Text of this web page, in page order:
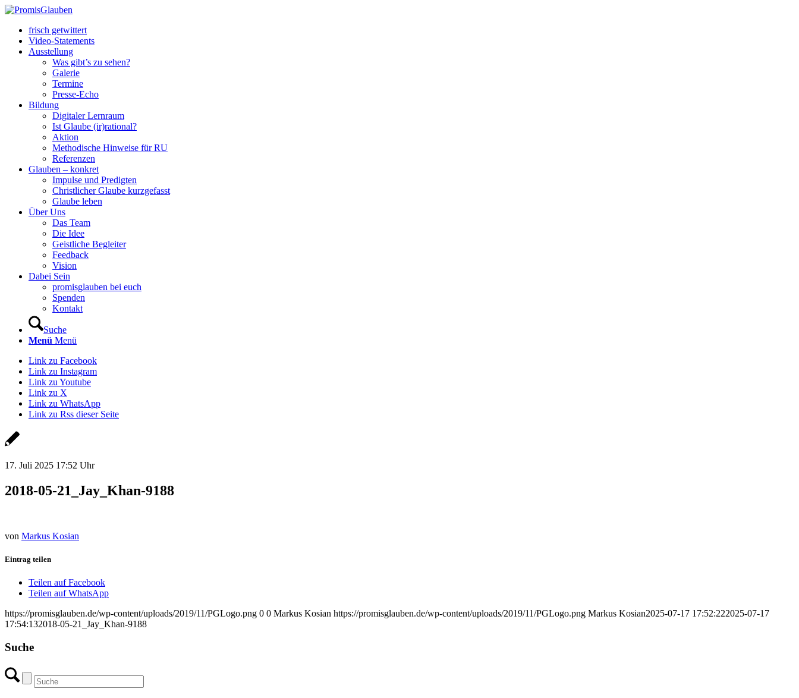
frisch getwittert
Video-Statements
Ausstellung
Was gibt’s zu sehen?
Galerie
Termine
Presse-Echo
Bildung
Digitaler Lernraum
Ist Glaube (ir)rational?
Aktion
Methodische Hinweise für RU
Referenzen
Glauben – konkret
Impulse und Predigten
Christlicher Glaube kurzgefasst
Glaube leben
Über Uns
Das Team
Die Idee
Geistliche Begleiter
Feedback
Vision
Dabei Sein
promisglauben bei euch
Spenden
Kontakt
Suche
Menü Menü
Link zu Facebook
Link zu Instagram
Link zu Youtube
Link zu X
Link zu WhatsApp
Link zu Rss dieser Seite
17. Juli 2025 17:52 Uhr
2018-05-21_Jay_Khan-9188
von Markus Kosian
Eintrag teilen
Teilen auf Facebook
Teilen auf WhatsApp
https://promisglauben.de/wp-content/uploads/2019/11/PGLogo.png 0 0 Markus Kosian https://promisglauben.de/wp-content/uploads/2019/11/PGLogo.png Markus Kosian2025-07-17 17:52:222025-07-17
17:54:132018-05-21_Jay_Khan-9188
Suche